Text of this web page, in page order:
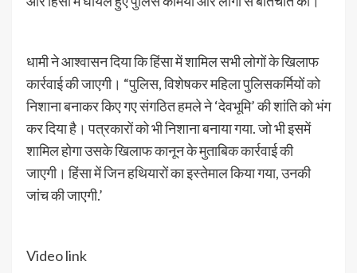
धामी ने आश्वासन दिया कि हिंसा में शामिल सभी लोगों के खिलाफ
कार्रवाई की जाएगी। “पुलिस, विशेषकर महिला पुलिसकर्मियों को
निशाना बनाकर किए गए संगठित हमले ने ‘देवभूमि’ की शांति को भंग
कर दिया है। पत्रकारों को भी निशाना बनाया गया. जो भी इसमें
शामिल होगा उसके खिलाफ कानून के मुताबिक कार्रवाई की
जाएगी। हिंसा में जिन हथियारों का इस्तेमाल किया गया, उनकी
जांच की जाएगी.’
Video link